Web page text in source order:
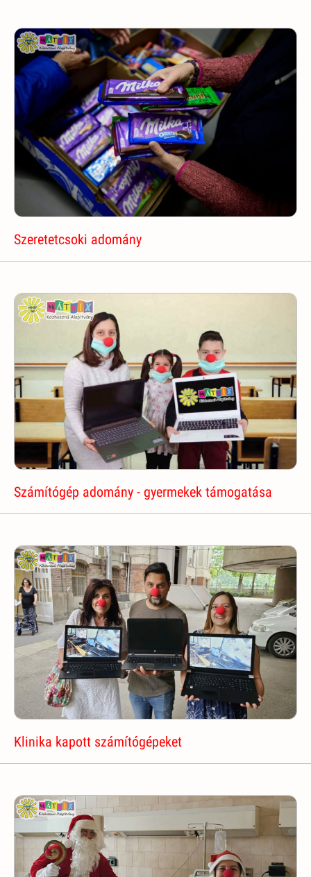
Szeretetcsoki adomány
Számítógép adomány - gyermekek támogatása
Klinika kapott számítógépeket